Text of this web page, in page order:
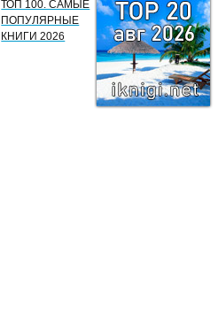
ТОП 100. САМЫЕ
ПОПУЛЯРНЫЕ
КНИГИ 2026